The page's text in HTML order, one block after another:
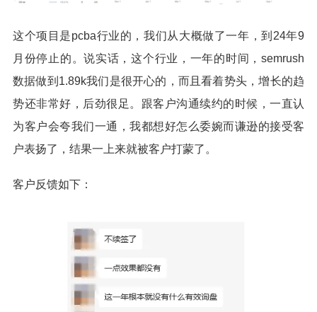
这个项目是pcba行业的，我们从大概做了一年，到24年9
月份停止的。说实话，这个行业，一年的时间，semrush
数据做到1.89k我们是很开心的，而且看着势头，增长的趋
势还非常好，后劲很足。跟客户沟通续约的时候，一直认
为客户会夸我们一通，我都想好怎么委婉而谦逊的接受客
户表扬了，结果一上来就被客户打蒙了。
客户反馈如下：